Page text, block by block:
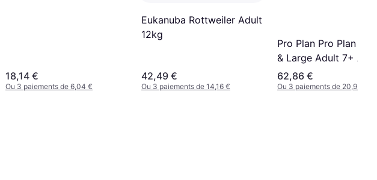
18,14 €
Ou 3 paiements de 6,04 €
Eukanuba Rottweiler Adult
12kg
42,49 €
Ou 3 paiements de 14,16 €
Pro Plan Pro Plan
& Large Adult 7+ Age
Defence Chicken
62,86 €
Ou 3 paiements de 20,95 €